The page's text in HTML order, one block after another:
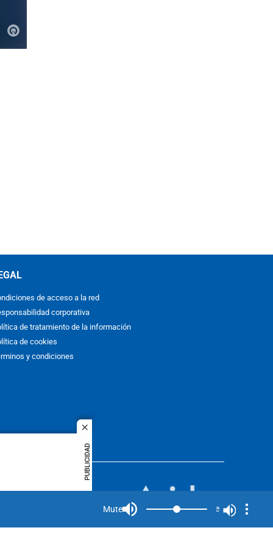
close
PUBLICIDAD
de acceso a la red
corporativa
de tratamiento de la información
de cookies
y condiciones
idioma
Mute
Mute